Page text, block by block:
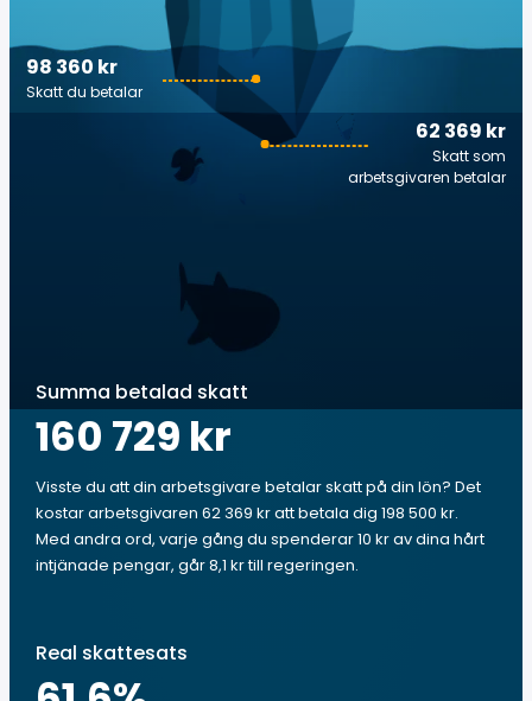
62 369 kr
Skatt som
arbetsgivaren betalar
98 360 kr
Skatt du betalar
Summa betalad skatt
160 729 kr
Visste du att din arbetsgivare betalar skatt på din lön? Det
kostar arbetsgivaren 62 369 kr att betala dig 198 500 kr.
Med andra ord, varje gång du spenderar 10 kr av dina hårt
intjänade pengar, går 8,1 kr till regeringen.
Real skattesats